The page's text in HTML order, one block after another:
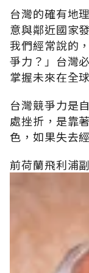
台灣的確有地
意與鄰近國家
我們經常說的
爭力？」台灣
掌握未來在全
台灣競爭力是
處挫折，是靠
色，如果失去
前荷蘭飛利浦